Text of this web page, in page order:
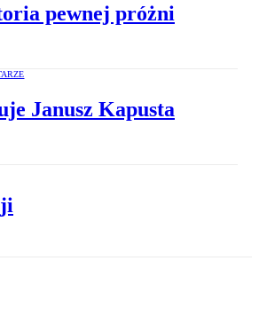
pewnej próżni
Janusz Kapusta